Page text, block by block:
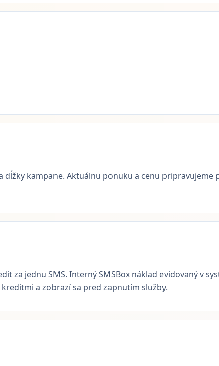
kampane. Aktuálnu ponuku a cenu pripravujeme
za jednu SMS. Interný SMSBox náklad evidovaný v
a zobrazí sa pred zapnutím služby.